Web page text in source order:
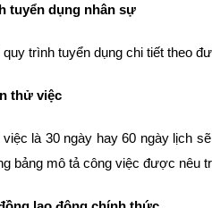
tuyển dụng nhân sự
quy trình tuyển dụng chi tiết theo
thử việc
là 30 ngày hay 60 ngày lịch
bảng mô tả công việc được nêu